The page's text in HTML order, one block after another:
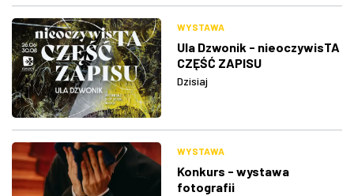
WYSTAWA
Ula Dzwonik - nieoczywisTA
CZĘŚĆ ZAPISU
Dzisiaj
WYSTAWA
Konkurs - wystawa
fotografii